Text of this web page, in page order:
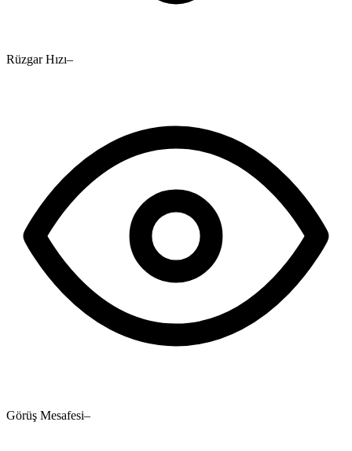
Rüzgar Hızı–
Görüş Mesafesi–